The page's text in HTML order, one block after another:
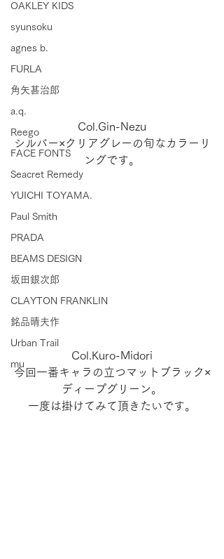
OAKLEY KIDS
syunsoku
agnes b.
FURLA
角矢甚治郎
a.q.
Reego
FACE FONTS
Seacret Remedy
YUICHI TOYAMA.
Paul Smith
PRADA
BEAMS DESIGN
坂田銀次郎
CLAYTON FRANKLIN
銘品晴夫作
Urban Trail
mu
Col.Gin-Nezu
シルバー×クリアグレーの旬なカラーリ
ングです。
Col.Kuro-Midori
今回一番キャラの立つマットブラック×
ディープグリーン。
一度は掛けてみて頂きたいです。